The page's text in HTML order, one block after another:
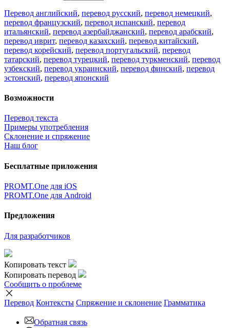
Перевод английский, перевод русский, перевод немецкий,
перевод французский, перевод испанский, перевод
итальянский, перевод азербайджанский, перевод арабский,
перевод иврит, перевод казахский, перевод китайский,
перевод корейский, перевод португальский, перевод
татарский, перевод турецкий, перевод туркменский, перевод
узбекский, перевод украинский, перевод финский, перевод
эстонский, перевод японский
Возможности
Перевод текста
Примеры употребления
Склонение и спряжение
Наш блог
Бесплатные приложения
PROMT.One для iOS
PROMT.One для Android
Предложения
Для разработчиков
Копировать текст
Копировать перевод
Сообщить о проблеме
Перевод Контексты Спряжение и склонение Грамматика
Обратная связь